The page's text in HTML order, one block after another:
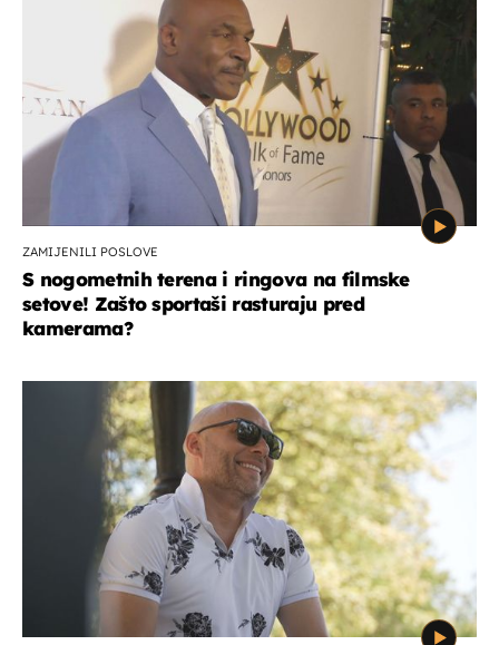
ZAMIJENILI POSLOVE
S nogometnih terena i ringova na filmske
setove! Zašto sportaši rasturaju pred
kamerama?